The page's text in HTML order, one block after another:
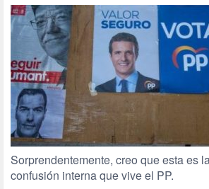
Sorprendentemente, creo que esta es
confusión interna que vive el PP.